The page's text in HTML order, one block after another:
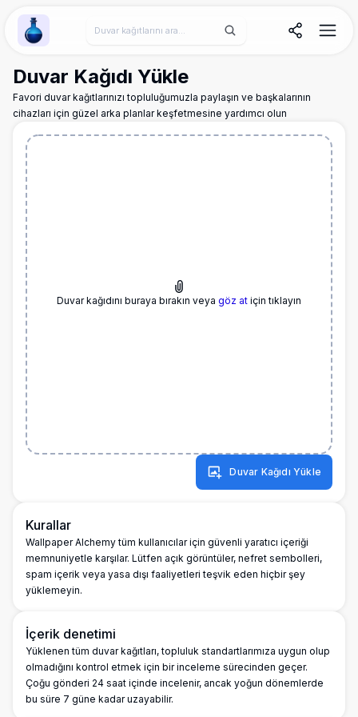
Wallpaper Alchemy
Duvar Kağıdı Yükle
Favori duvar kağıtlarınızı topluluğumuzla paylaşın ve başkalarının
cihazları için güzel arka planlar keşfetmesine yardımcı olun
Duvar kağıdını buraya bırakın veya göz at için tıklayın
Duvar Kağıdı Yükle
Kurallar
Wallpaper Alchemy tüm kullanıcılar için güvenli yaratıcı içeriği
memnuniyetle karşılar. Lütfen açık görüntüler, nefret sembolleri,
spam içerik veya yasa dışı faaliyetleri teşvik eden hiçbir şey
yüklemeyin.
İçerik denetimi
Yüklenen tüm duvar kağıtları, topluluk standartlarımıza uygun olup
olmadığını kontrol etmek için bir inceleme sürecinden geçer.
Çoğu gönderi 24 saat içinde incelenir, ancak yoğun dönemlerde
bu süre 7 güne kadar uzayabilir.